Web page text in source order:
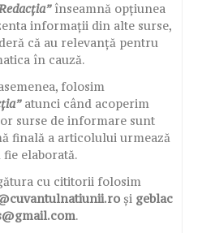
înseamnă opțiunea
informații din alte surse,
că au relevanță pentru
în cauză.
folosim
atunci când acoperim
surse de informare sunt
finală a articolului urmează
fie elaborată.
cu cititorii folosim
și geblac
.